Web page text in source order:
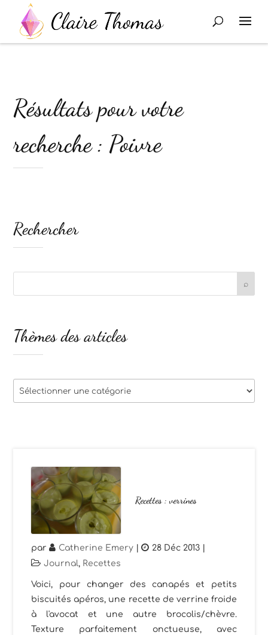
Résultats pour votre
recherche : Poivre
Recettes : verrines
par Catherine Emery | 28 Déc 2013
Journal, Recettes
Voici, pour changer des canapés et petits
biscuités apéros, une recette de verrine froide
à l'avocat et une autre brocolis/chèvre.
Texture parfaitement onctueuse, avec
Rechercher
Thèmes des articles
Thèmes
des